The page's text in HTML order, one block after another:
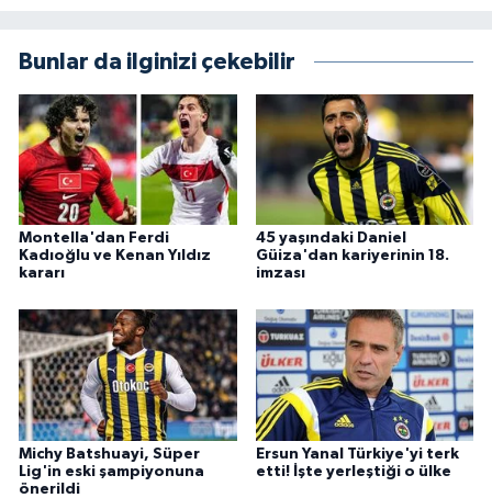
Bunlar da ilginizi çekebilir
Montella'dan Ferdi
Kadıoğlu ve Kenan Yıldız
kararı
45 yaşındaki Daniel
Güiza'dan kariyerinin 18.
imzası
Michy Batshuayi, Süper
Lig'in eski şampiyonuna
önerildi
Ersun Yanal Türkiye'yi terk
etti! İşte yerleştiği o ülke